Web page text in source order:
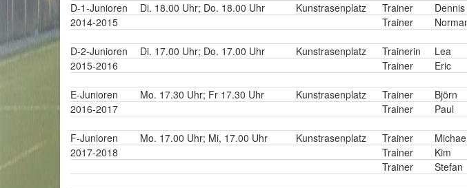
D-1-Junioren Di. 18.00 Uhr; Do. 18.00 Uhr Kunstrasenplatz Trainer Dennis
2014-2015
Trainer
D-2-Junioren Di. 17.00 Uhr; Do. 17.00 Uhr Kunstrasenplatz Trainerin Lea
2015-2016
Trainer Eric
E-Junioren Mo. 17.30 Uhr; Fr 17.30 Uhr Kunstrasenplatz Trainer Björn
2016-2017
Trainer Paul
F-Junioren Mo. 17.00 Uhr; Mi, 17.00 Uhr Kunstrasenplatz Trainer Michael
2017-2018
Trainer Kim
Trainer
Stefan